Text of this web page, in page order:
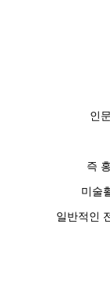
인
즉
미술
일반적인